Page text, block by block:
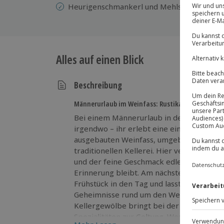
Heurigenschmankerl und Mehlspeisen
Alles auf einen Blick
Beschreibung
Männerurlaub im Weinfass: Rustikal genießen!
Bei einem Männerurlaub in der
irgendwo – ihr erlebt eine einzigartige
ausgebauten Weinfass, umgeben von
traditionellen Kellerei. Hier
und der feine Geschmack edler Tropfen
Erinnerung bleibt. Am nächsten Morgen
Frühstück in den Tag und lasst euch
Geheimnisse rund um den Wein
Kellergewölbe bringt bei der
Spezialitäten zur Geltung. Wenn ihr Lust